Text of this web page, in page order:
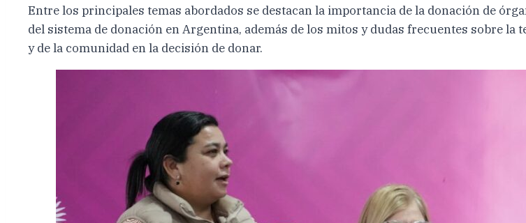
Entre los principales temas abordados se destacan la importancia de la donación de
del sistema de donación en Argentina, además de los mitos y dudas frecuentes sobre la
y de la comunidad en la decisión de donar.